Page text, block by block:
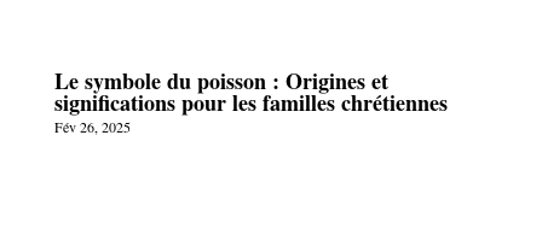
Le symbole du poisson : Origines et
significations pour les familles chrétiennes
Fév 26, 2025